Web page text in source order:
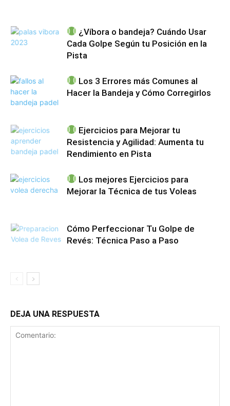
¿Víbora o bandeja? Cuándo Usar
Cada Golpe Según tu Posición en la
Pista
Los 3 Errores más Comunes al
Hacer la Bandeja y Cómo Corregirlos
Ejercicios para Mejorar tu
Resistencia y Agilidad: Aumenta tu
Rendimiento en Pista
Los mejores Ejercicios para
Mejorar la Técnica de tus Voleas
Cómo Perfeccionar Tu Golpe de
Revés: Técnica Paso a Paso
DEJA UNA RESPUESTA